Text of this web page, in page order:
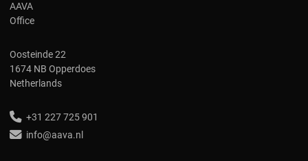
AAVA
Office
Oosteinde 22
1674 NB Opperdoes
Netherlands
+31 227 725 901
info@aava.nl